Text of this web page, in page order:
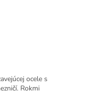
ocele s
Rokmi